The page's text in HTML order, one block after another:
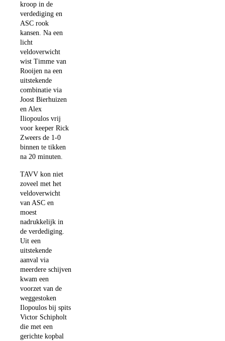
kroop in de
verdediging en
ASC rook
kansen. Na een
licht
veldoverwicht
wist Timme van
Rooijen na een
uitstekende
combinatie via
Joost Bierhuizen
en Alex
Iliopoulos vrij
voor keeper Rick
Zweers de 1-0
binnen te tikken
na 20 minuten.
TAVV kon niet
zoveel met het
veldoverwicht
van ASC en
moest
nadrukkelijk in
de verdediging.
Uit een
uitstekende
aanval via
meerdere schijven
kwam een
voorzet van de
weggestoken
Ilopoulos bij spits
Victor Schipholt
die met een
gerichte kopbal